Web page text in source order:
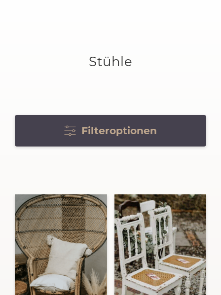
Stühle
Filteroptionen